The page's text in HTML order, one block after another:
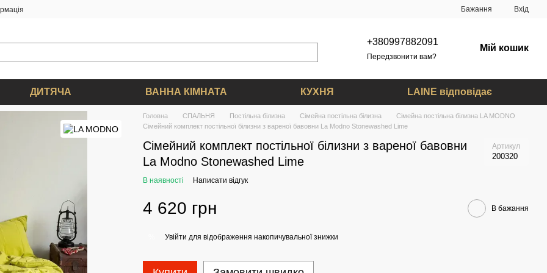
Бажання Вхід
+380997882091
Передзвонити вам?
Мій кошик
ДИТЯЧА ВАННА КІМНАТА КУХНЯ LAINE відповідає
Головна СПАЛЬНЯ Постільна білизна Сімейна постільна білизна
Сімейна постільна білизна LA MODNO
Сімейний комплект постільної білизни з вареної бавовни La Modno Stonewashed Lime
Сімейний комплект постільної білизни з вареної бавовни
La Modno Stonewashed Lime
Артикул
200320
В наявності Написати відгук
4 620 грн В бажання
Увійти для відображення накопичувальної знижки